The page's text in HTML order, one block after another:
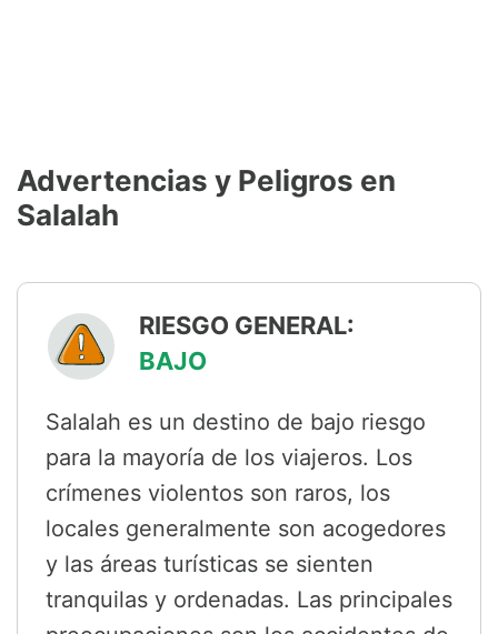
Advertencias y Peligros en
Salalah
RIESGO GENERAL:
BAJO
Salalah es un destino de bajo riesgo
para la mayoría de los viajeros. Los
crímenes violentos son raros, los
locales generalmente son acogedores
y las áreas turísticas se sienten
tranquilas y ordenadas. Las principales